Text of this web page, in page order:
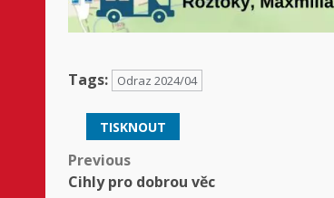
Tags:
Odraz 2024/04
TISKNOUT
Post
Previous
Cihly pro dobrou věc